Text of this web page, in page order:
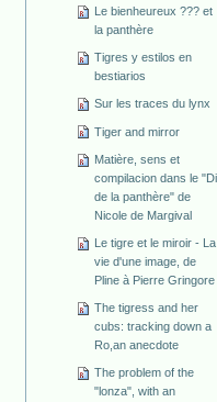
Le bienheureux ??? et
la panthère
Tigres y estilos en
bestiarios
Sur les traces du lynx
Tiger and mirror
Matière, sens et
compilacion dans le
de la panthère" de
Nicole de Margival
Le tigre et le miroir - La
vie d'une image, de
Pline à Pierre Gringore
The tigress and her
cubs: tracking down a
Ro,an anecdote
The problem of the
"lonza", with an